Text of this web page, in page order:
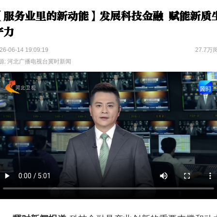
服务业里的新动能】发展科技金融 赋能新质
力
06-14 19:09:19
27.7万
: 河北广播电视台冀时新闻